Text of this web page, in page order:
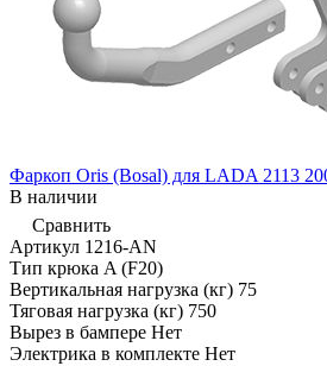
Фаркоп Oris (Bosal) для LADA 2113
В наличии
Сравнить
Артикул 1216-AN
Тип крюка A (F20)
Вертикальная нагрузка (кг) 75
Тяговая нагрузка (кг) 750
Вырез в бампере Нет
Электрика в комплекте Нет